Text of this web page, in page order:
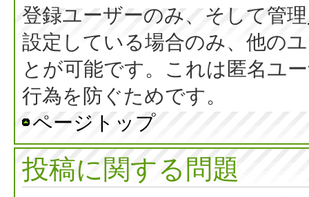
登録ユーザーのみ、そして管
設定している場合のみ、他の
とが可能です。これは匿名ユ
行為を防ぐためです。
ページトップ
投稿に関する問題